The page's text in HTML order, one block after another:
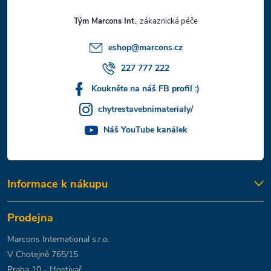
Tým Marcons Int.
eshop@marcons.cz
227 777 222
Koukněte na náš FB profil :)
chytrestavebnimaterialy/
Náš YouTube kanálek
Informace k nákupu
Prodejna
Marcons International s.r.o.
V Chotejně 765/15